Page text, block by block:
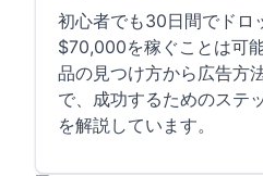
初心者でも30日間でドロ
$70,000を稼ぐことは可
品の見つけ方から広告方
で、成功するためのステ
を解説しています。